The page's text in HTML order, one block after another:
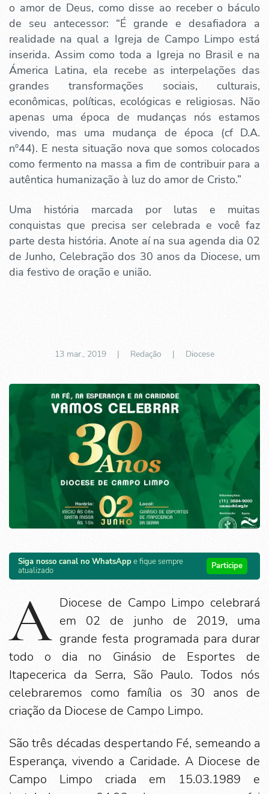
o amor de Deus, como disse ao receber o báculo
de seu antecessor: “É grande e desafiadora a
realidade na qual a Igreja de Campo Limpo está
inserida. Assim como toda a Igreja no Brasil e na
Ámerica Latina, ela recebe as interpelações das
grandes transformações sociais, culturais,
econômicas, políticas, ecológicas e religiosas. Não
apenas uma época de mudanças nós estamos
vivendo, mas uma mudança de época (cf D.A.
nº44). E nesta situação nova que somos colocados
como fermento na massa a fim de contribuir para a
autêntica humanização à luz do amor de Cristo.”
Uma história marcada por lutas e muitas
conquistas que precisa ser celebrada e você faz
parte desta história. Anote aí na sua agenda dia 02
de Junho, Celebração dos 30 anos da Diocese, um
dia festivo de oração e união.
13 mar., 2019 | Redação | Diocese
Siga nosso canal no WhatsAppe fique sempre
atualizado
Participe
A Diocese de Campo Limpo celebrará
em 02 de junho de 2019, uma
grande festa programada para durar
todo o dia no Ginásio de Esportes de
Itapecerica da Serra, São Paulo. Todos nós
celebraremos como família os 30 anos de
criação da Diocese de Campo Limpo.
São três décadas despertando Fé, semeando a
Esperança, vivendo a Caridade. A Diocese de
Campo Limpo criada em 15.03.1989 e